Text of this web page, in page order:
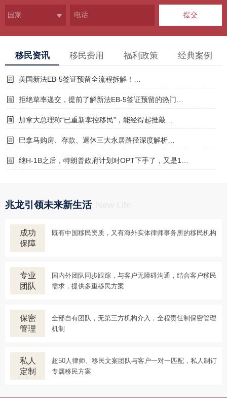
提交
移民资讯 移民费用 福利政策 经典案例
美国新法EB-5签证预留全流程拆解！…
拒绝草率递交，提前了解新法EB-5签证预留的热门…
加拿大总理称“已重新掌控移民”，能经得起推敲…
巴拿马购房、存款、退休三大永居路径深度解析…
继H-1B之后，特朗普政府计划对OPT下手了，又是1…
兆龙引领未来新生活
成功
保障
既有中国移民资质，又有海外实体律师事务所的移民机构
专业
团队
国内外团队同步跟踪，与客户无障碍沟通，结合客户移民
需求，提供多重移民方案
保密
管理
全部自有团队，无第三方机构介入，全程责任制保密管理
机制
私人
定制
超50人律师、移民文案团队与客户一对一匹配，私人制订
专属移民方案